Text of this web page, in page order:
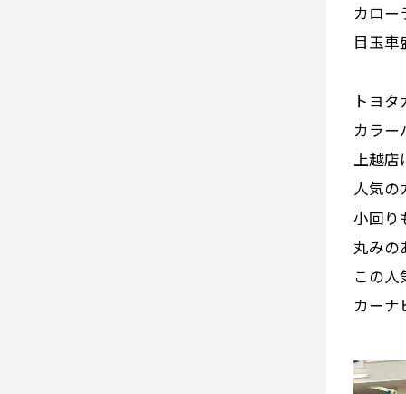
カロー
目玉車
トヨ
カラー
上越店
人気の
小回り
丸みの
この
カーナ